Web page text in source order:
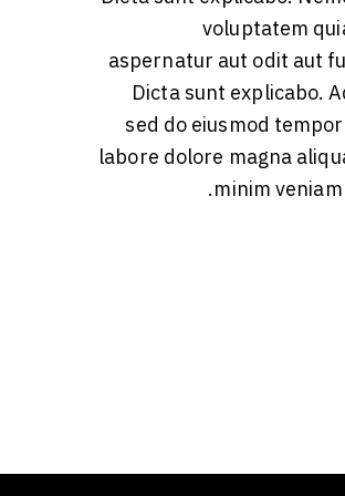
voluptatem
aspernatur aut odit aut
Dicta sunt explicabo.
sed do eiusmod
labore dolore magna
minim